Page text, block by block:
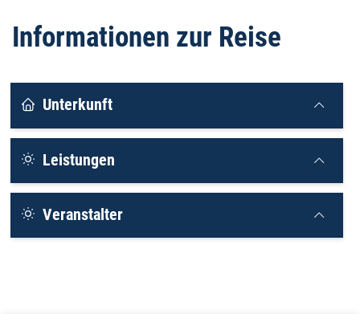
Informationen zur Reise
Unterkunft
Leistungen
Veranstalter